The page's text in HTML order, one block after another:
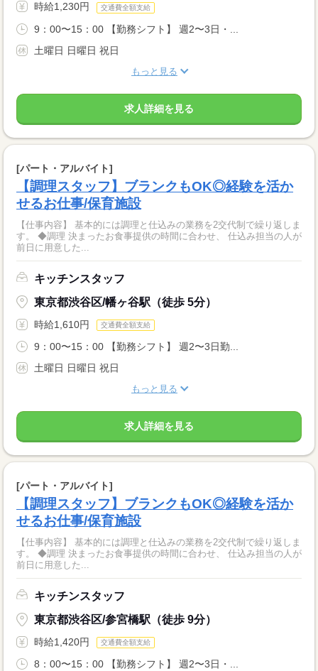
時給1,230円 交通費全額支給
9：00〜15：00 【勤務シフト】 週2〜3日・...
土曜日 日曜日 祝日
もっと見る
求人詳細を見る
[パート・アルバイト]
【調理スタッフ】ブランクもOK◎経験を活か
せるお仕事/保育施設
【仕事内容】 基本的には調理と仕込みの業務を2交代制で繰り返しま
す。 ◆調理 決まったお食事提供の時間に合わせ、 仕込み担当の人が
前日に用意した...
キッチンスタッフ
東京都渋谷区/幡ヶ谷駅（徒歩 5分）
時給1,610円 交通費全額支給
9：00〜15：00 【勤務シフト】 週2〜3日勤...
土曜日 日曜日 祝日
もっと見る
求人詳細を見る
[パート・アルバイト]
【調理スタッフ】ブランクもOK◎経験を活か
せるお仕事/保育施設
【仕事内容】 基本的には調理と仕込みの業務を2交代制で繰り返しま
す。 ◆調理 決まったお食事提供の時間に合わせ、 仕込み担当の人が
前日に用意した...
キッチンスタッフ
東京都渋谷区/参宮橋駅（徒歩 9分）
時給1,420円 交通費全額支給
8：00〜15：00 【勤務シフト】 週2〜3日・...